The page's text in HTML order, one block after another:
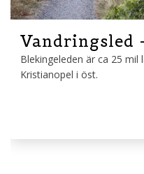
Vandringsled
Blekingeleden är ca 25 mil
Kristianopel i öst.